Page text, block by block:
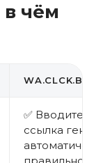
в чём
✅ Вводите
ссылка